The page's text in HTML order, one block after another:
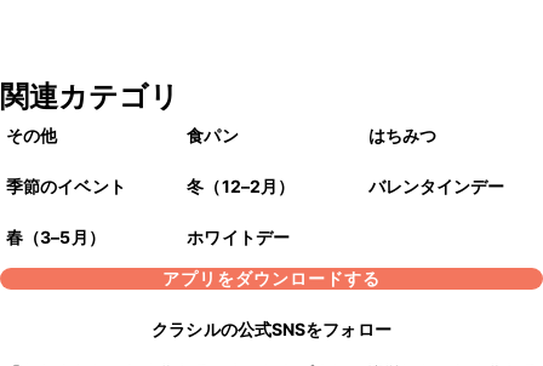
関連カテゴリ
その他 食パン はちみつ
季節のイベント 冬（12–2月） バレンタインデー
春（3–5月）
ホワイトデー
アプリをダウンロードする
クラシルの公式SNSをフォロー